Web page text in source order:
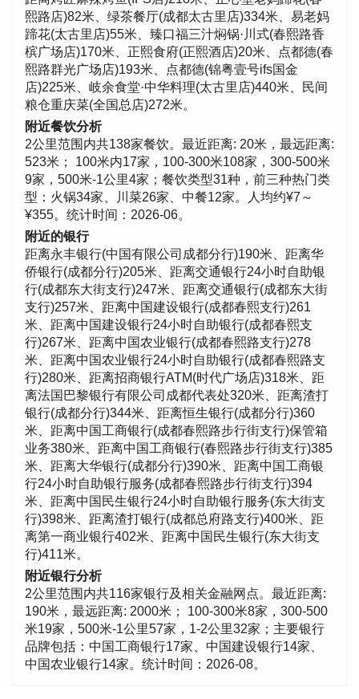
熙路店)82米、绿茶餐厅(成都太古里店)334米、易老妈
蹄花(太古里店)55米、臻口福三汁焖锅·川式(春熙路香
槟广场店)170米、正熙食府(正熙酒店)20米、点都德(春
熙路群光广场店)193米、点都德(锦粤壹号ifs国金
店)225米、岐余食堂·中华料理(太古里店)440米、民间
粮仓重庆菜(全国总店)272米。
附近餐饮分析
2公里范围内共138家餐饮。最近距离: 20米，最远距离:
523米； 100米内17家，100-300米108家，300-500米
9家，500米-1公里4家；餐饮类型31种，前三种热门类
型：火锅34家、川菜26家、中餐12家。人均约¥7～
¥355。统计时间：2026-06。
附近的银行
距离永丰银行(中国有限公司成都分行)190米、距离华
侨银行(成都分行)205米、距离交通银行24小时自助银
行(成都东大街支行)247米、距离交通银行(成都东大街
支行)257米、距离中国建设银行(成都春熙支行)261
米、距离中国建设银行24小时自助银行(成都春熙支
行)267米、距离中国农业银行(成都春熙路支行)278
米、距离中国农业银行24小时自助银行(成都春熙路支
行)280米、距离招商银行ATM(时代广场店)318米、距
离法国巴黎银行有限公司成都代表处320米、距离渣打
银行(成都分行)344米、距离恒生银行(成都分行)360
米、距离中国工商银行(成都春熙路步行街支行)保管箱
业务380米、距离中国工商银行(春熙路步行街支行)385
米、距离大华银行(成都分行)390米、距离中国工商银
行24小时自助银行服务(成都春熙路步行街支行)394
米、距离中国民生银行24小时自助银行服务(东大街支
行)398米、距离渣打银行(成都总府路支行)400米、距
离第一商业银行402米、距离中国民生银行(东大街支
行)411米。
附近银行分析
2公里范围内共116家银行及相关金融网点。最近距离:
190米，最远距离: 2000米； 100-300米8家，300-500
米19家，500米-1公里57家，1-2公里32家；主要银行
品牌包括：中国工商银行17家、中国建设银行14家、
中国农业银行14家。统计时间：2026-08。